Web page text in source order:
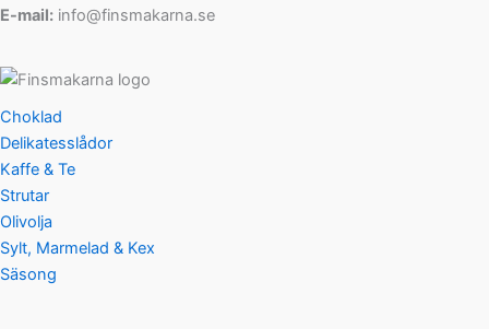
E-mail: info@finsmakarna.se
Choklad
Delikatesslådor
Kaffe & Te
Strutar
Olivolja
Sylt, Marmelad & Kex
Säsong